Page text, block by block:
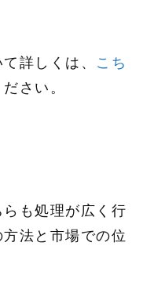
詳しくは、 こち
さい。
も処理が広く行
法と市場での位